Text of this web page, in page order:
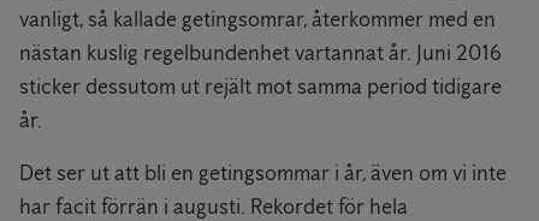
vanligt, så kallade getingsomrar, återkommer med en
nästan kuslig regelbundenhet vartannat år. Juni 2016
sticker dessutom ut rejält mot samma period tidigare
år.
Det ser ut att bli en getingsommar i år, även om vi inte
har facit förrän i augusti. Rekordet för hela